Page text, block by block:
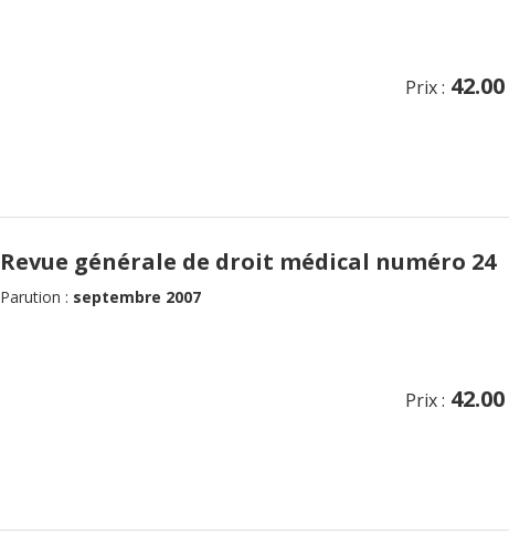
Prix :
Revue générale de droit médical numéro 24
Parution : septembre 2007
Prix :